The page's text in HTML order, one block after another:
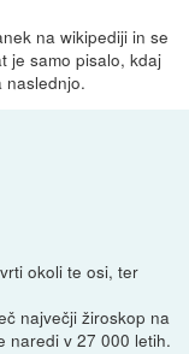
na wikipediji in se
je samo pisalo, kdaj
naslednjo.
okoli te osi, ter
največji žiroskop na
naredi v 27 000 letih.